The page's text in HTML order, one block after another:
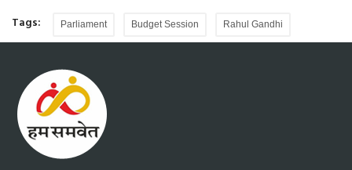
Tags: Parliament Budget Session Rahul Gandhi